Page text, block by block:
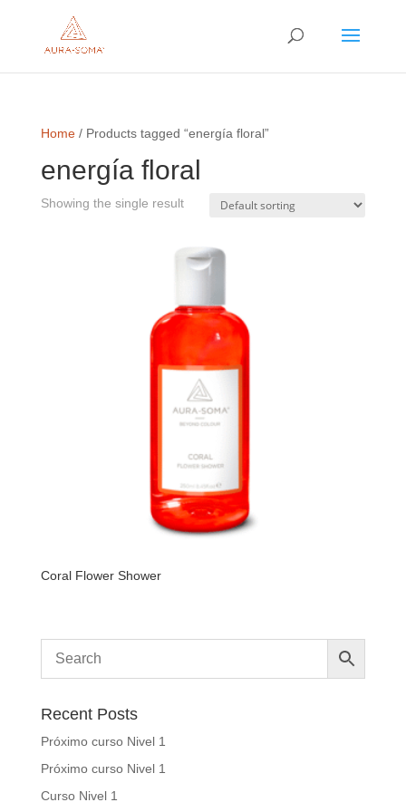
Home/ Products tagged “energía floral”
energía floral
Showing the single result
Coral Flower Shower
Recent Posts
Próximo curso Nivel 1
Próximo curso Nivel 1
Curso Nivel 1